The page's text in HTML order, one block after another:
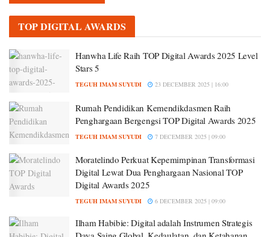
TOP DIGITAL AWARDS
Hanwha Life Raih TOP Digital Awards 2025 Level
Stars 5
TEGUH IMAM SUYUDI 23 DECEMBER 2025 | 16:00
Rumah Pendidikan Kemendikdasmen Raih
Penghargaan Bergengsi TOP Digital Awards 2025
TEGUH IMAM SUYUDI 7 DECEMBER 2025 | 09:00
Moratelindo Perkuat Kepemimpinan Transformasi
Digital Lewat Dua Penghargaan Nasional TOP
Digital Awards 2025
TEGUH IMAM SUYUDI 6 DECEMBER 2025 | 09:00
Ilham Habibie: Digital adalah Instrumen Strategis